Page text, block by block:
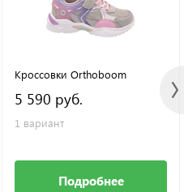
Кроссовки Orthoboom
5 590 руб.
1 вариант
Подробнее